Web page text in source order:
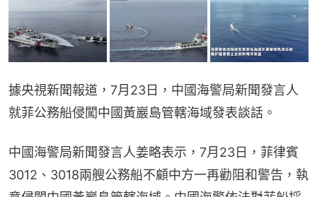
據央視新聞報道，7月23日，中國海警局新聞發言人
就菲公務船侵闖中國黃巖島管轄海域發表談話。
中國海警局新聞發言人姜略表示，7月23日，菲律賓
3012、3018兩艘公務船不顧中方一再勸阻和警告，執